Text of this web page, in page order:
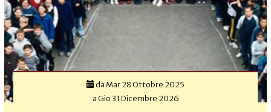
da Mar 28 Ottobre 2025
aGio 31 Dicembre 2026